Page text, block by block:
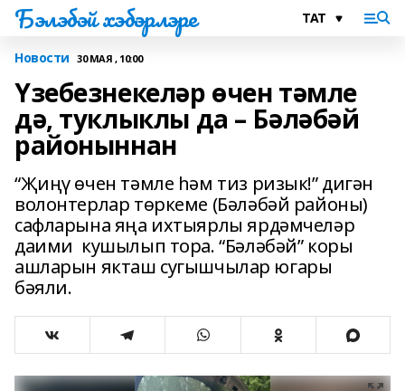
Бэлэбэй хэбэрлэре
Новости 30 МАЯ , 10:00
Үзебезнекеләр өчен тәмле
дә, туклыклы да – Бәләбәй
районыннан
“Җиңү өчен тәмле һәм тиз ризык!” дигән
волонтерлар төркеме (Бәләбәй районы)
сафларына яңа ихтыярлы ярдәмчеләр
даими кушылып тора. “Бәләбәй” коры
ашларын якташ сугышчылар югары
бәяли.